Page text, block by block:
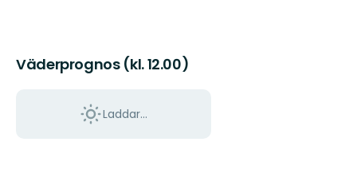
Väderprognos (kl. 12.00)
Laddar...